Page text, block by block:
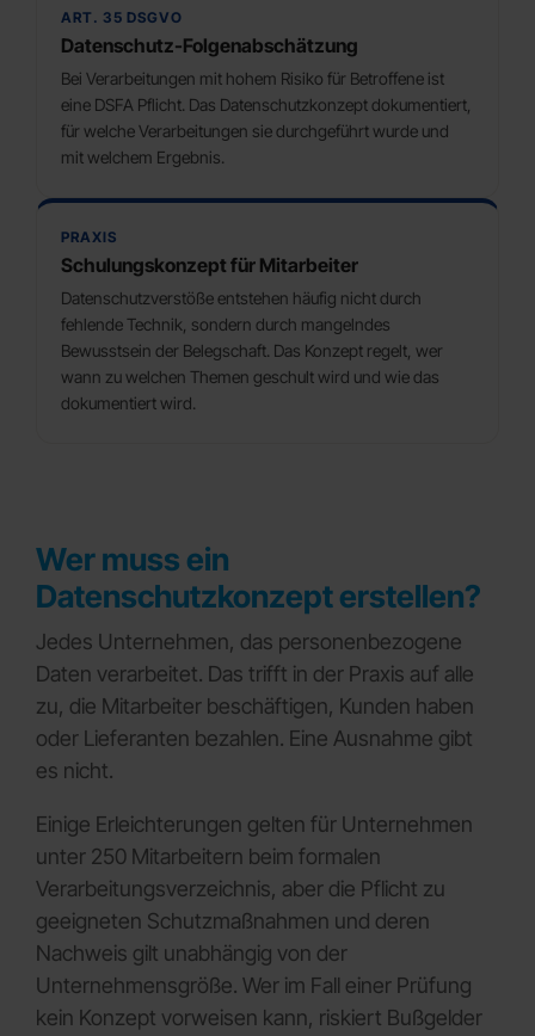
ART. 35 DSGVO
Datenschutz-Folgenabschätzung
Bei Verarbeitungen mit hohem Risiko für Betroffene ist
eine DSFA Pflicht. Das Datenschutzkonzept dokumentiert,
für welche Verarbeitungen sie durchgeführt wurde und
mit welchem Ergebnis.
PRAXIS
Schulungskonzept für Mitarbeiter
Datenschutzverstöße entstehen häufig nicht durch
fehlende Technik, sondern durch mangelndes
Bewusstsein der Belegschaft. Das Konzept regelt, wer
wann zu welchen Themen geschult wird und wie das
dokumentiert wird.
Wer muss ein
Datenschutzkonzept erstellen?
Jedes Unternehmen, das personenbezogene
Daten verarbeitet. Das trifft in der Praxis auf alle
zu, die Mitarbeiter beschäftigen, Kunden haben
oder Lieferanten bezahlen. Eine Ausnahme gibt
es nicht.
Einige Erleichterungen gelten für Unternehmen
unter 250 Mitarbeitern beim formalen
Verarbeitungsverzeichnis, aber die Pflicht zu
geeigneten Schutzmaßnahmen und deren
Nachweis gilt unabhängig von der
Unternehmensgröße. Wer im Fall einer Prüfung
kein Konzept vorweisen kann, riskiert Bußgelder